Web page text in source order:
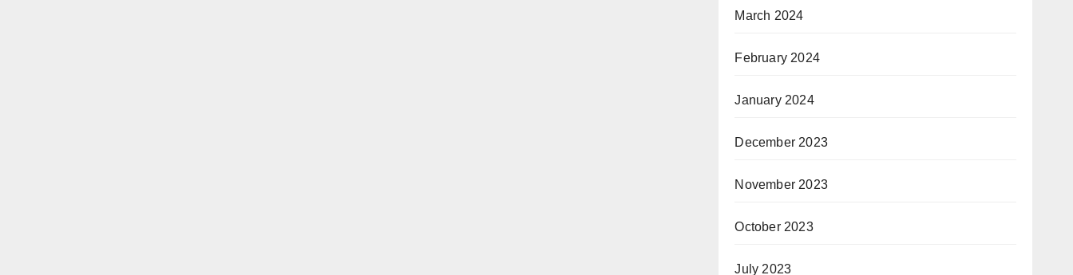
March 2024
February 2024
January 2024
December 2023
November 2023
October 2023
July 2023